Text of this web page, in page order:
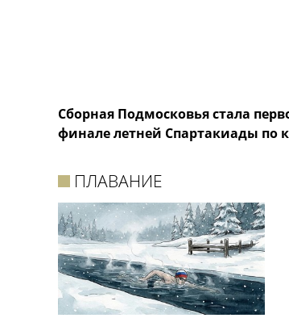
Сборная Подмосковья стала
финале летней Спартакиады по
ПЛАВАНИЕ